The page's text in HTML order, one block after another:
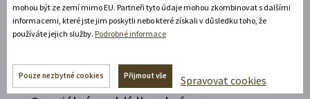
Rozbalte si další akce
mohou být ze zemí mimo EU. Partneři tyto údaje mohou zkombinovat s dalšími
informacemi, které jste jim poskytli nebo které získali v důsledku toho, že
používáte jejich služby. Podrobné informace
Pouze nezbytné cookies Přijmout vše Spravovat cookies